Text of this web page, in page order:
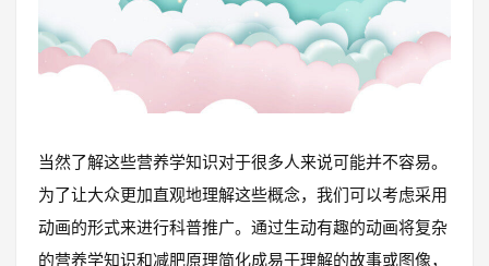
当然了解这些营养学知识对于很多人来说可能并不容易。
为了让大众更加直观地理解这些概念，我们可以考虑采用
动画的形式来进行科普推广。通过生动有趣的动画将复杂
的营养学知识和减肥原理简化成易于理解的故事或图像，